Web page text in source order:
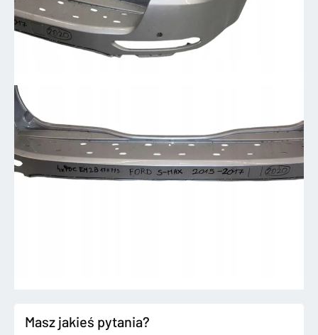
Masz jakieś pytania?